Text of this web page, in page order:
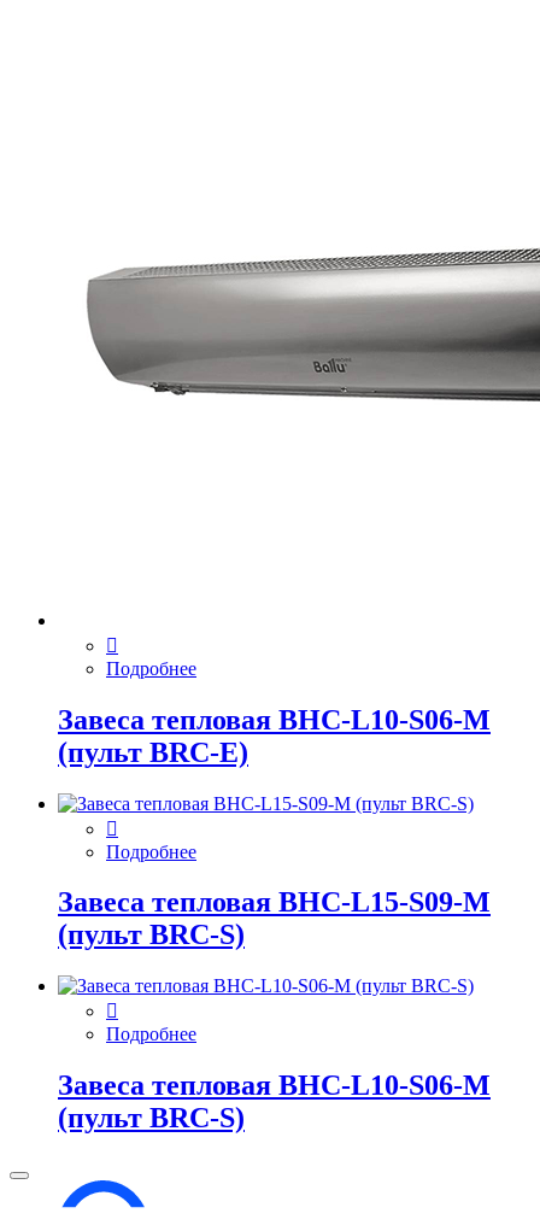
Подробнее
Завеса тепловая BHC-L10-S06-M
(пульт BRC-E)
Подробнее
Завеса тепловая BHC-L15-S09-M
(пульт BRC-S)
Подробнее
Завеса тепловая BHC-L10-S06-M
(пульт BRC-S)